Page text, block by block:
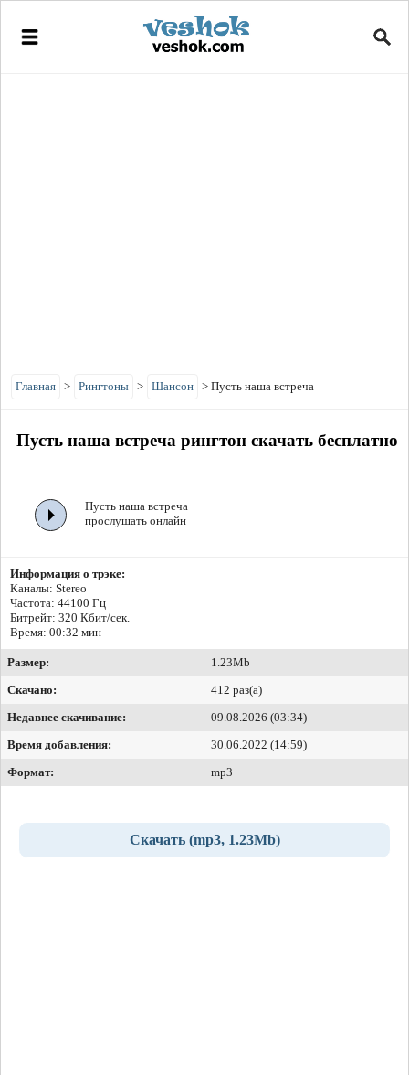
Главная > Рингтоны > Шансон > Пусть наша встреча
Пусть наша встреча рингтон скачать бесплатно
Пусть наша встреча
прослушать онлайн
Информация о трэке:
Каналы: Stereo
Частота: 44100 Гц
Битрейт: 320 Кбит/сек.
Время: 00:32 мин
Размер:
1.23Mb
Скачано:
412 раз(а)
Недавнее скачивание:
09.08.2026 (03:34)
Время добавления:
30.06.2022 (14:59)
Формат:
mp3
Скачать (mp3, 1.23Mb)